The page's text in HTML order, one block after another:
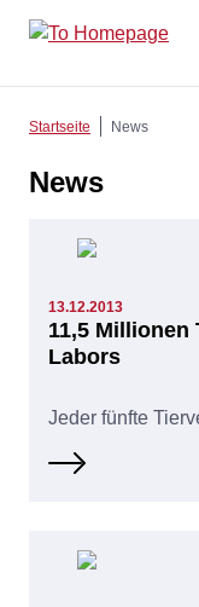
Startseite News
News
13.12.2013
11,5 Millionen
Labors
Jeder fünfte